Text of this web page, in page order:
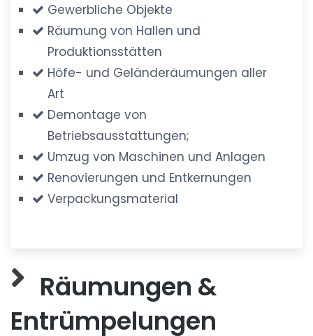
Gewerbliche Objekte
Räumung von Hallen und
Produktionsstätten
Höfe- und Geländeräumungen aller
Art
Demontage von
Betriebsausstattungen;
Umzug von Maschinen und Anlagen
Renovierungen und Entkernungen
Verpackungsmaterial
Räumungen &
Entrümpelungen